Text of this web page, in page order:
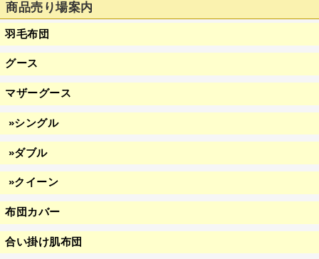
商品売り場案内
羽毛布団
グース
マザーグース
»シングル
»ダブル
»クイーン
布団カバー
合い掛け肌布団